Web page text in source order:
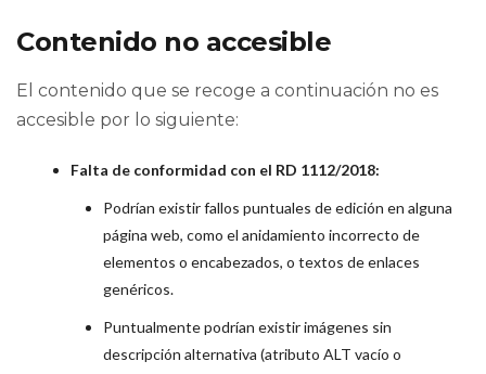
Contenido no accesible
El contenido que se recoge a continuación no es
accesible por lo siguiente:
Falta de conformidad con el RD 1112/2018:
Podrían existir fallos puntuales de edición en alguna
página web, como el anidamiento incorrecto de
elementos o encabezados, o textos de enlaces
genéricos.
Puntualmente podrían existir imágenes sin
descripción alternativa (atributo ALT vacío o